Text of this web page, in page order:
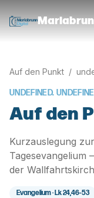
Auf den Punkt /
UNDEFINED.
Auf den
Kurzauslegung
Tagesevangelium
der
Evangelium ·Lk 24,46-53